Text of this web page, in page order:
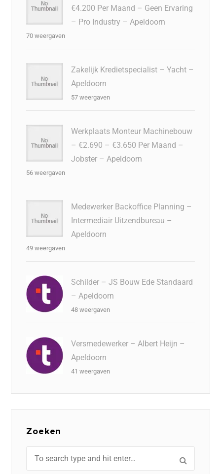
€4.200 Per Maand – Geen Ervaring
– Pro Industry – Apeldoorn
70 weergaven
Zakelijk Kredietspecialist – Yacht –
Apeldoorn
57 weergaven
Werkplaats Monteur Machinebouw
– €2.690 – €3.650 Per Maand –
Jobster – Apeldoorn
56 weergaven
Medewerker Backoffice Planning –
Intermediair Uitzendbureau –
Apeldoorn
49 weergaven
Schilder – JS Bouw Ede Standaard
– Apeldoorn
48 weergaven
Versmedewerker – Albert Heijn –
Apeldoorn
41 weergaven
Zoeken